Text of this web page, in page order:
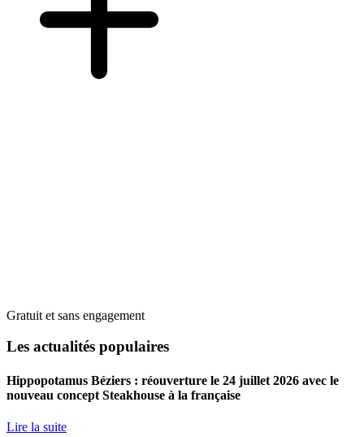
Gratuit et sans engagement
Les actualités populaires
Hippopotamus Béziers : réouverture le 24 juillet 2026 avec le
nouveau concept Steakhouse à la française
Lire la suite